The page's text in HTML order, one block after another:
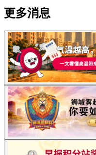
更多消息